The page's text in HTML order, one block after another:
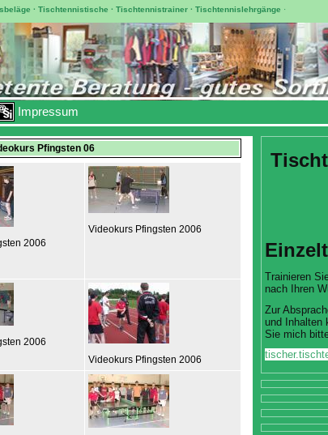
· Tischtennistische · Tischtennistrainer· Tischtennislehrgänge ·
Impressum
Pfingsten 06
2006
Videokurs Pfingsten 2006
2006
Videokurs Pfingsten 2006
Trainieren
nach Ihren
Zur
und Inhalten
Sie mich